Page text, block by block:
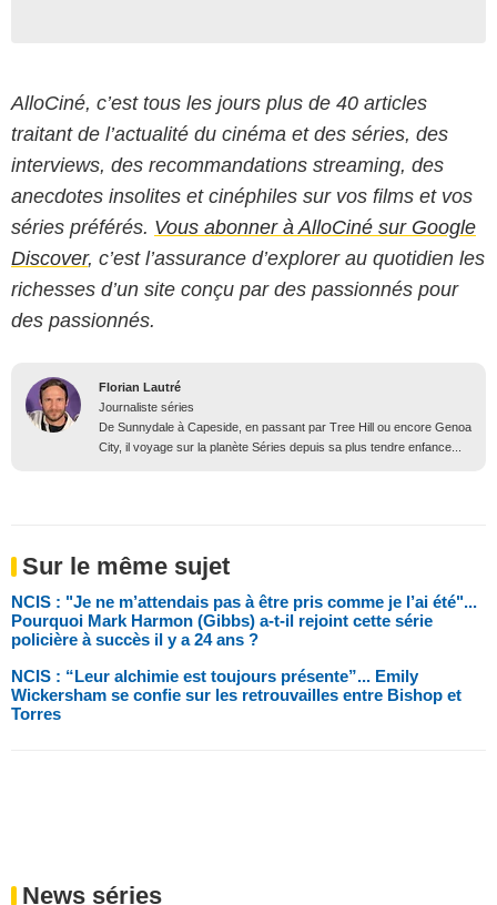
AlloCiné, c’est tous les jours plus de 40 articles
traitant de l’actualité du cinéma et des séries, des
interviews, des recommandations streaming, des
anecdotes insolites et cinéphiles sur vos films et vos
séries préférés. Vous abonner à AlloCiné sur Google
Discover, c’est l’assurance d’explorer au quotidien les
richesses d’un site conçu par des passionnés pour
des passionnés.
Florian Lautré
Journaliste séries
De Sunnydale à Capeside, en passant par Tree Hill ou encore Genoa
City, il voyage sur la planète Séries depuis sa plus tendre enfance...
Sur le même sujet
NCIS : "Je ne m’attendais pas à être pris comme je l’ai été"...
Pourquoi Mark Harmon (Gibbs) a-t-il rejoint cette série
policière à succès il y a 24 ans ?
NCIS : “Leur alchimie est toujours présente”... Emily
Wickersham se confie sur les retrouvailles entre Bishop et
Torres
News séries